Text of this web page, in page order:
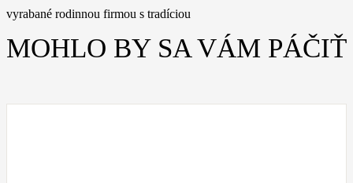
vyrabané rodinnou firmou s tradíciou
MOHLO BY SA VÁM PÁČIŤ